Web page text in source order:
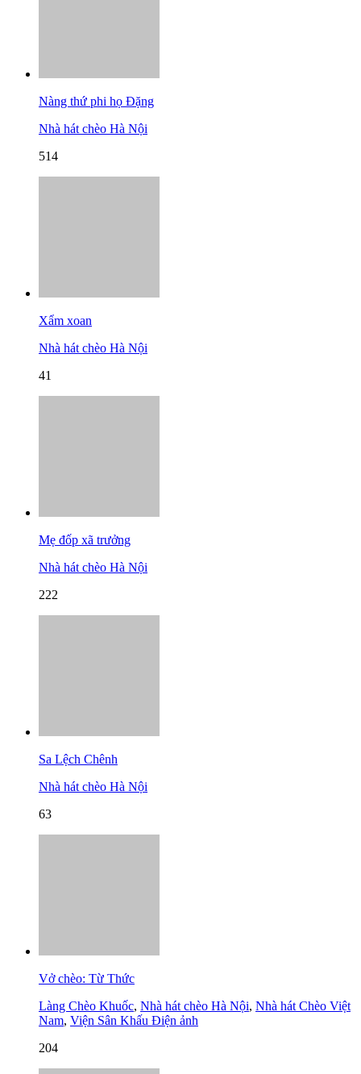
Nàng thứ phi họ Đặng
Nhà hát chèo Hà Nội
514
Xẩm xoan
Nhà hát chèo Hà Nội
41
Mẹ đốp xã trưởng
Nhà hát chèo Hà Nội
222
Sa Lệch Chênh
Nhà hát chèo Hà Nội
63
Vở chèo: Từ Thức
Làng Chèo Khuốc, Nhà hát chèo Hà Nội, Nhà hát Chèo Việt
Nam, Viện Sân Khấu Điện ảnh
204